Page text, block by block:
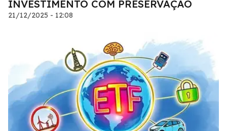
INVESTIMENTO COM PRESERVAÇÃO
21/12/2025 - 12:08